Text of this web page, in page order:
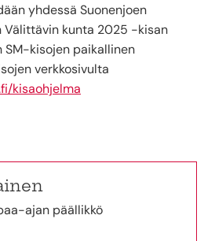
yhdessä Suonenjoen
Välittävin kunta 2025 -kisan
kisojen paikallinen
verkkosivulta
kisaohjelma
ajan päällikkö